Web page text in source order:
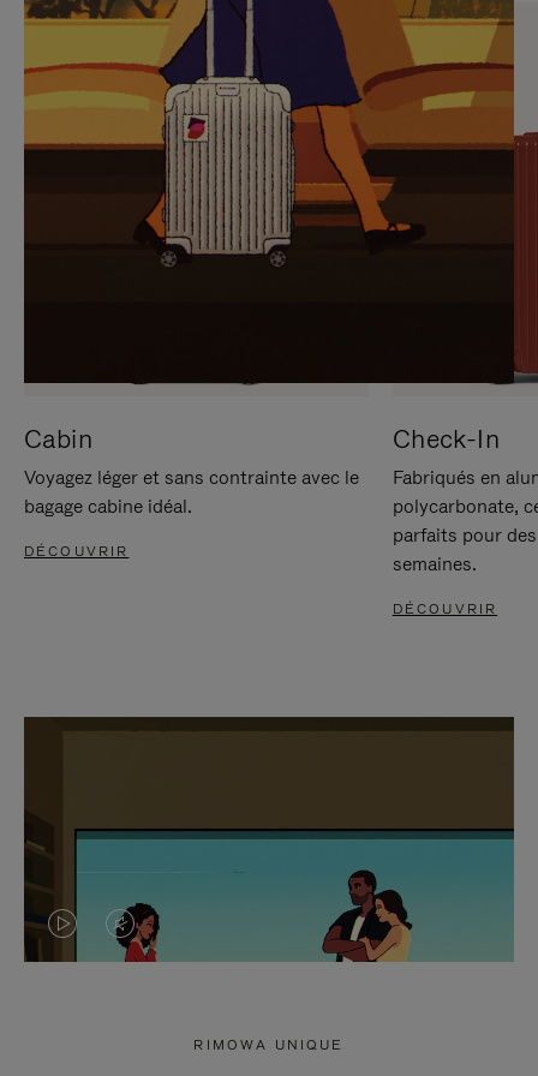
SUR
POUR
METTRE
PAUSE
VEUILLEZ
CLIQUER
POUR
RÉACTIVER
LE
SON
Cabin
Voyagez léger et sans contrainte avec le
bagage cabine idéal.
DÉCOUVRIR
Check-In
Fabriqués en
polycarbonate,
parfaits pour
semaines.
DÉCOUVRIR
LA LE
RIMOWA UNIQUE